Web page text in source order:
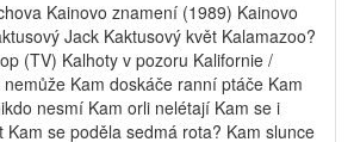
Kainovo znamení (1989) Kainovo
Jack Kaktusový květ Kalamazoo?
(TV) Kalhoty v pozoru Kalifornie /
Kam doskáče ranní ptáče Kam
nesmí Kam orli nelétají Kam se i
Kam se poděla sedmá rota? Kam slunce